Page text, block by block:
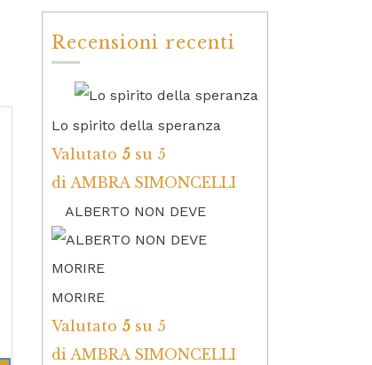
Recensioni recenti
Lo spirito della speranza
Valutato 5 su 5
di AMBRA SIMONCELLI
ALBERTO NON DEVE
MORIRE
Valutato 5 su 5
di AMBRA SIMONCELLI